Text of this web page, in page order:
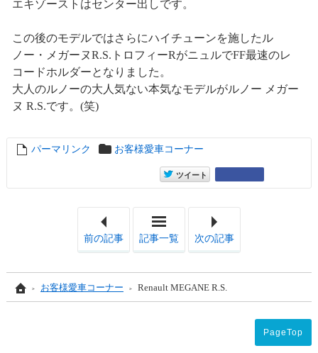
エキゾーストはセンター出しです。
この後のモデルではさらにハイチューンを施したル
ノー・メガーヌR.S.トロフィーRがニュルでFF最速のレ
コードホルダーとなりました。
大人のルノーの大人気ない本気なモデルがルノー メガー
ヌ R.S.です。(笑)
entry13437
パーマリンク お客様愛車コーナー
entry13437
ツイート
前の記事 記事一覧 次の記事
Homeお客様愛車コーナー Renault MEGANE R.S.
PageTop